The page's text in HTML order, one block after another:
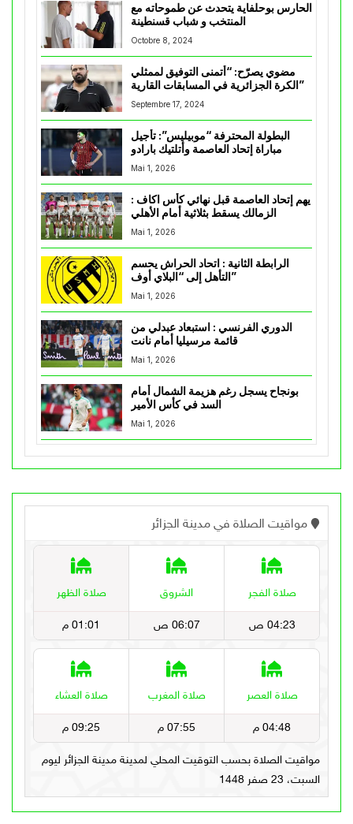
الحارس بوحلفاية يتحدث عن طموحاته مع
المنتخب و شباب قسنطينة
Octobre 8, 2024
مضوي يصرّح: “أتمنى التوفيق لممثلي
الكرة الجزائرية في المسابقات القارية”
Septembre 17, 2024
البطولة المحترفة “موبيليس”: تأجيل
مباراة إتحاد العاصمة وأتلتيك بارادو
Mai 1, 2026
يهم إتحاد العاصمة قبل نهائي كأس اكاف :
Mai 1, 2026
الرابطة الثانية : اتحاد الحراش يحسم
التأهل إلى “البلاي أوف”
Mai 1, 2026
الدوري الفرنسي : استبعاد عبدلي من
قائمة مرسيليا أمام نانت
Mai 1, 2026
بونجاح يسجل رغم هزيمة الشمال أمام
السد في كأس الأمير
Mai 1, 2026